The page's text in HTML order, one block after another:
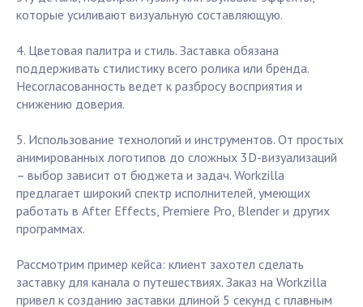
которые усиливают визуальную составляющую.
4. Цветовая палитра и стиль. Заставка обязана
поддерживать стилистику всего ролика или бренда.
Несогласованность ведет к разбросу восприятия и
снижению доверия.
5. Использование технологий и инструментов. От простых
анимированных логотипов до сложных 3D-визуализаций
– выбор зависит от бюджета и задач. Workzilla
предлагает широкий спектр исполнителей, умеющих
работать в After Effects, Premiere Pro, Blender и других
программах.
Рассмотрим пример кейса: клиент захотел сделать
заставку для канала о путешествиях. Заказ на Workzilla
привел к созданию заставки длиной 5 секунд с плавным